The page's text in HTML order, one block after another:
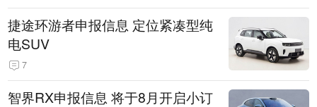
捷途环游者申报信息 定位紧凑型纯
电SUV
7
智界RX申报信息 将于8月开启小订